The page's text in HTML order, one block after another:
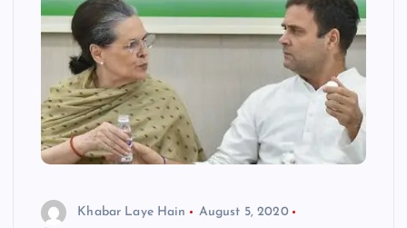
Khabar Laye Hain
August 5, 2020